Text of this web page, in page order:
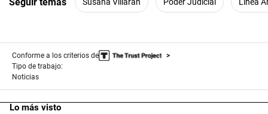
Conforme a los criterios de
Tipo de trabajo:
Noticias
Lo más visto